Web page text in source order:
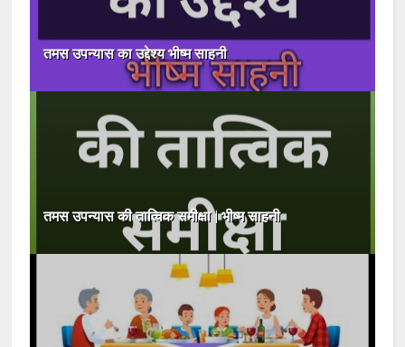
तमस उपन्यास का उद्देश्य भीष्म साहनी
तमस उपन्यास की तात्विक समीक्षा | भीष्म साहनी